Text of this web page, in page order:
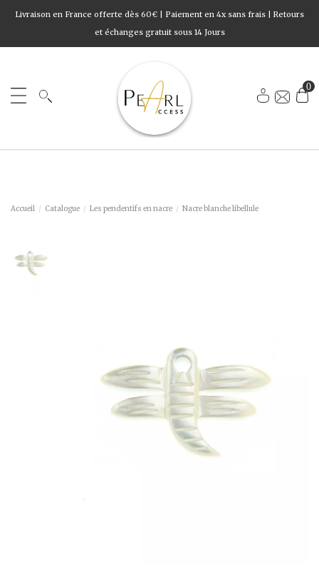
Livraison en France offerte dès 60€ | Paiement en 4x sans frais | Retours
et échanges gratuit sous 14 Jours
0
Accueil Catalogue Les pendentifs en nacre Nacre blanche libellule